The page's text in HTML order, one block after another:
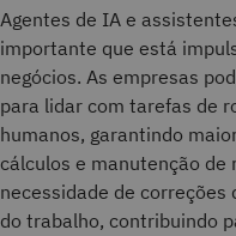
Agentes de IA e
importante que está
negócios. As empresas
para lidar com tarefas de
humanos, garantindo
cálculos e manutenção de
necessidade de
do trabalho, contribuindo